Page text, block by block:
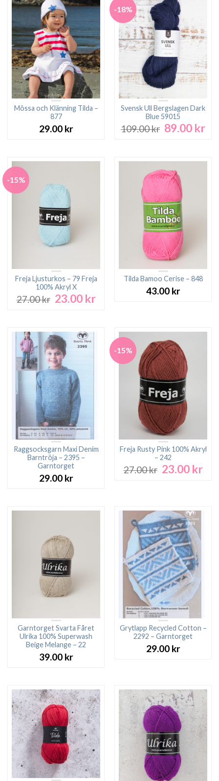
Mössa och Klänning Tilda –
877
29.00 kr
-18%
Svensk Ull Bergslagen Dark
Blue 59015
109.00kr Det
109.00 kr.
89.00 kr
-15%
Freja Ljusturkos – 79 Freja
100% Akryl X
27.00kr Det
27.00 kr.
23.00 krDet
23.00 kr.
Tilda Bamoo Cerise – 848
43.00 kr
Raggsocksgarn Maxi Denim
Barntröja – 2395 –
Garntorget
29.00 kr
-15%
Freja Rusty Pink 100% Akryl
– 242
27.00kr Det
23.00 krDet
Garntorget Svarta Fåret
Ulrika 100% Superwash
Beige Melange – 22
39.00 kr
Grytlapp Recycled Cotton –
2292 – Garntorget
29.00 kr